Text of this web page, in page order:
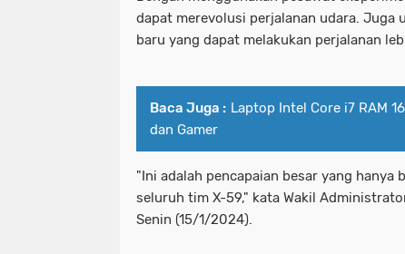
dapat merevolusi perjalanan udara. Juga
baru yang dapat melakukan perjalanan
Baca Juga : Laptop Intel Core i7 RAM
dan Gamer
"Ini adalah pencapaian besar yang hanya
seluruh tim X-59," kata Wakil
Senin (15/1/2024).